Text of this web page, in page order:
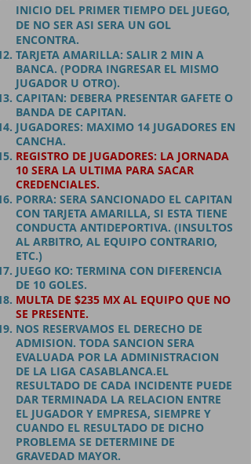
INICIO DEL PRIMER TIEMPO DEL JUEGO,
DE NO SER ASI SERA UN GOL
ENCONTRA.
TARJETA AMARILLA: SALIR 2 MIN A
BANCA. (PODRA INGRESAR EL MISMO
JUGADOR U OTRO).
CAPITAN: DEBERA PRESENTAR GAFETE O
BANDA DE CAPITAN.
JUGADORES: MAXIMO 14 JUGADORES EN
CANCHA.
REGISTRO DE JUGADORES: LA JORNADA
10 SERA LA ULTIMA PARA SACAR
CREDENCIALES.
PORRA: SERA SANCIONADO EL CAPITAN
CON TARJETA AMARILLA, SI ESTA TIENE
CONDUCTA ANTIDEPORTIVA. (INSULTOS
AL ARBITRO, AL EQUIPO CONTRARIO,
ETC.)
JUEGO KO: TERMINA CON DIFERENCIA
DE 10 GOLES.
MULTA DE $235 MX AL EQUIPO QUE NO
SE PRESENTE.
NOS RESERVAMOS EL DERECHO DE
ADMISION. TODA SANCION SERA
EVALUADA POR LA ADMINISTRACION
DE LA LIGA CASABLANCA.EL
RESULTADO DE CADA INCIDENTE PUEDE
DAR TERMINADA LA RELACION ENTRE
EL JUGADOR Y EMPRESA, SIEMPRE Y
CUANDO EL RESULTADO DE DICHO
PROBLEMA SE DETERMINE DE
GRAVEDAD MAYOR.